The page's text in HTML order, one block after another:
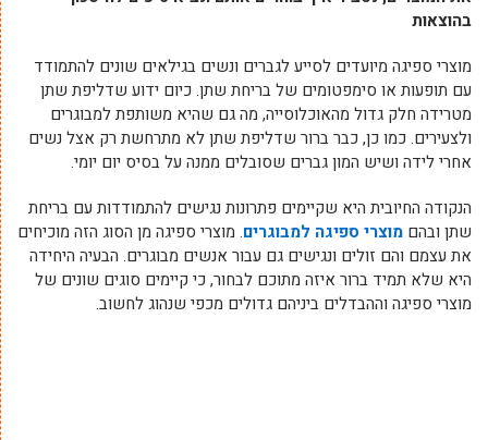
בהוצאות
מוצרי ספיגה מיועדים לסייע לגברים ונשים בגילאים שונים להתמודד
עם תופעות או סימפטומים של בריחת שתן. כיום ידוע שדליפת שתן
מטרידה חלק גדול מהאוכלוסייה, מה גם שהיא משותפת למבוגרים
ולצעירים. כמו כן, כבר ברור שדליפת שתן לא מתרחשת רק אצל נשים
אחרי לידה ושיש המון גברים שסובלים ממנה על בסיס יום יומי.
הנקודה החיובית היא שקיימים פתרונות נגישים להתמודדות עם בריחת
שתן ובהם מוצרי ספיגה למבוגרים. מוצרי ספיגה מן הסוג הזה מוכיחים
את עצמם והם זולים ונגישים גם עבור אנשים מבוגרים. הבעיה היחידה
היא שלא תמיד ברור איזה מתוכם לבחור, כי קיימים סוגים שונים של
מוצרי ספיגה וההבדלים ביניהם גדולים מכפי שנהוג לחשוב.